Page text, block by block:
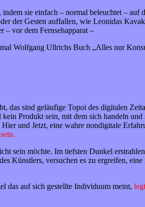
sie einfach – normal beleuchtet – auf
der Gesten auffallen, wie Leonidas
– vor dem Fernsehapparat –
Wolfgang Ullrichs Buch „Alles nur
das sind geläufige Topoi des digitalen
Produkt sein, mit dem sich handeln und
und Jetzt, eine wahre nondigitale
sein möchte. Im tiefsten Dunkel
Künstlers, versuchen es zu ergreifen, eine
das auf sich gestellte Individuum meint,